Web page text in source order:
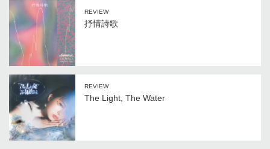
REVIEW
抒情詩歌
REVIEW
The Light, The Water